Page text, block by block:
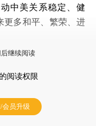
中美关系稳定、健
更多和平、繁荣、进
继续阅读
阅读权限
会员升级